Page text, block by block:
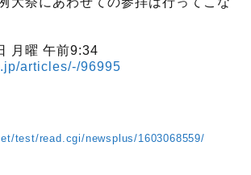
月曜 午前9:34
articles/-/96995
test/read.cgi/newsplus/1603068559/